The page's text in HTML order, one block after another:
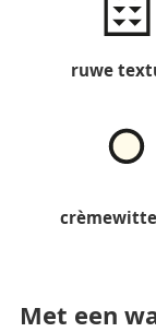
ruwe
Met een